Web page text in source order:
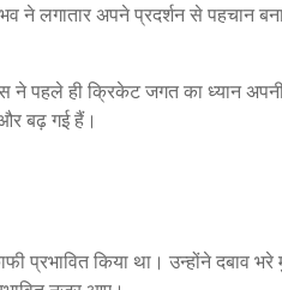
ने लगातार अपने प्रदर्शन से पहचान
ही क्रिकेट जगत का ध्यान
बढ़ गई हैं।
प्रभावित किया था। उन्होंने दबाव